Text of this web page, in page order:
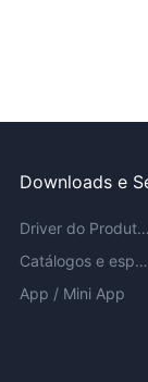
Downloads e
Driver do Produto / Pacote de Desenvolvimento
Catálogos e especificações em cores
App / Mini App